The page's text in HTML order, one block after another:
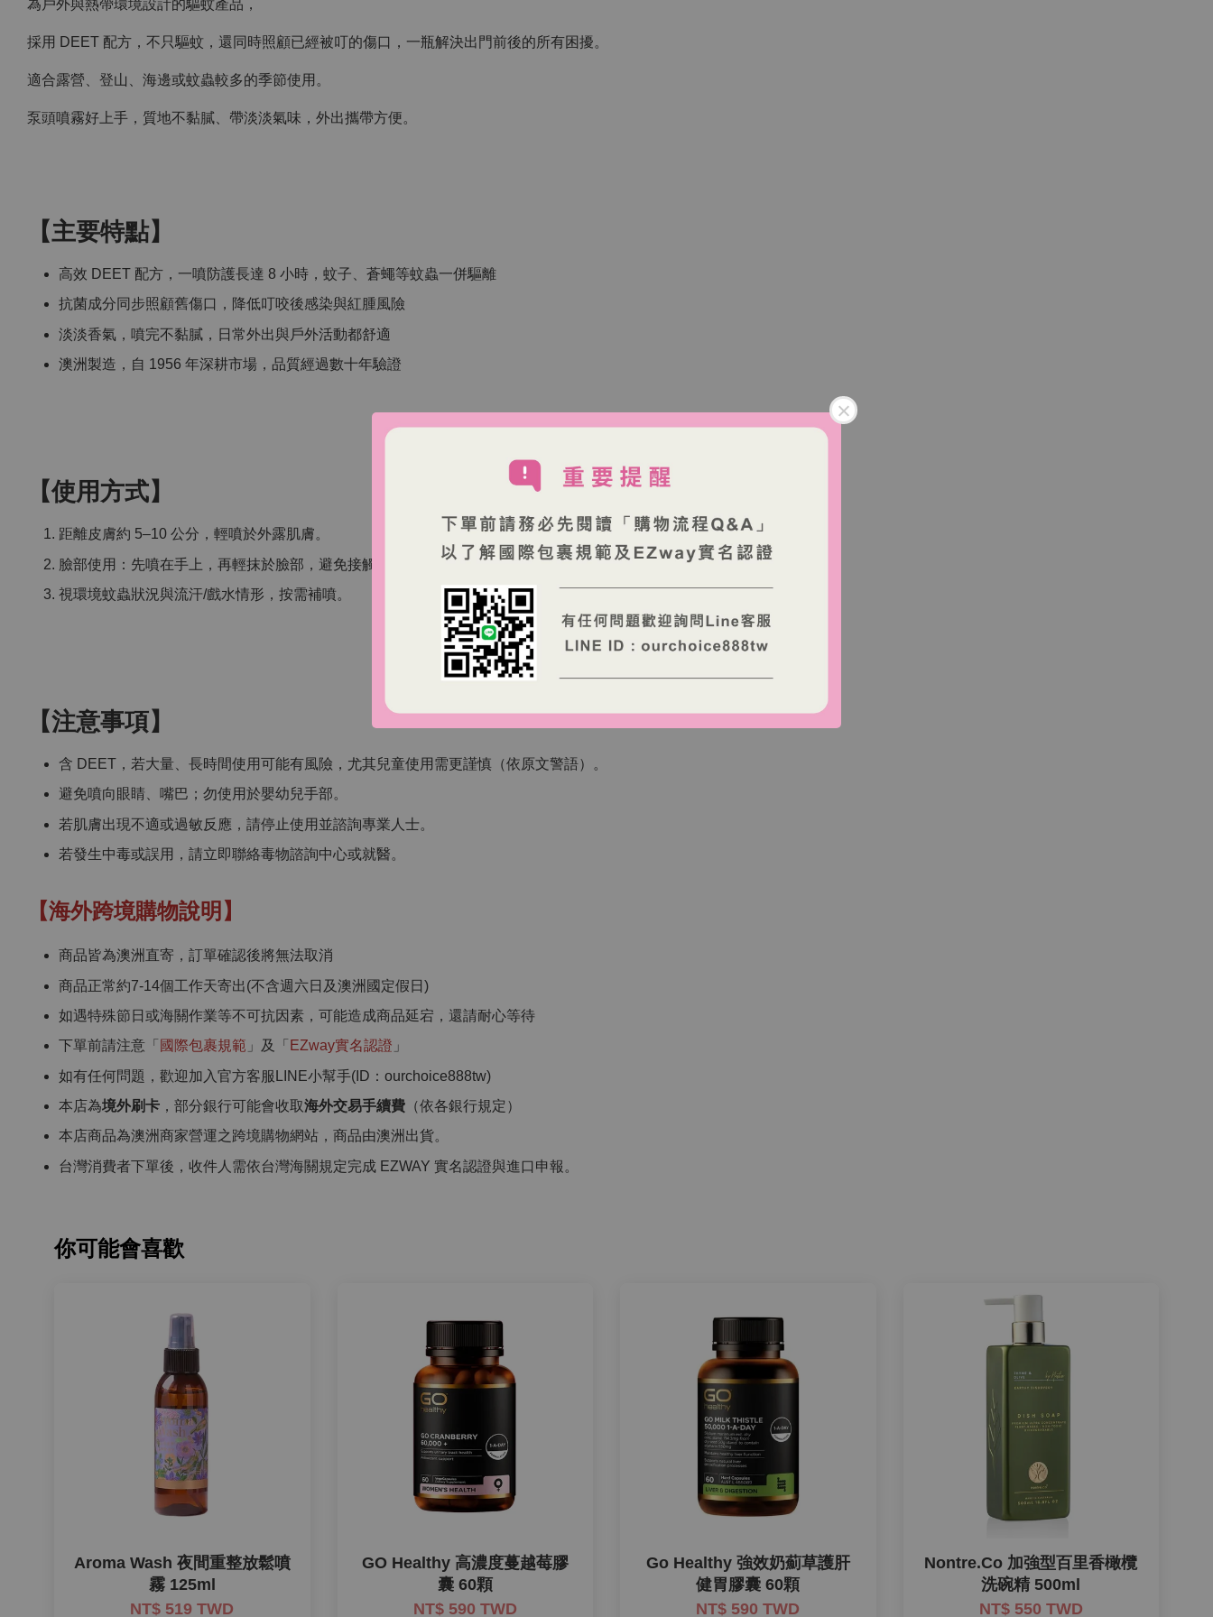
為戶外與熱帶環境設計的驅蚊產品，
採用 DEET 配方，不只驅蚊，還同時照顧已經被叮的傷口，一瓶解決出門前後的所有困擾。
適合露營、登山、海邊或蚊蟲較多的季節使用。
泵頭噴霧好上手，質地不黏膩、帶淡淡氣味，外出攜帶方便。
【主要特點】
高效 DEET 配方，一噴防護長達 8 小時，蚊子、蒼蠅等蚊蟲一併驅離
抗菌成分同步照顧舊傷口，降低叮咬後感染與紅腫風險
淡淡香氣，噴完不黏膩，日常外出與戶外活動都舒適
澳洲製造，自 1956 年深耕市場，品質經過數十年驗證
【使用方式】
距離皮膚約 5–10 公分，輕噴於外露肌膚。
臉部使用：先噴在手上，再輕抹於臉部，避免接觸眼睛與口部。
視環境蚊蟲狀況與流汗/戲水情形，按需補噴。
【注意事項】
含 DEET，若大量、長時間使用可能有風險，尤其兒童使用需更謹慎（依原文警語）。
避免噴向眼睛、嘴巴；勿使用於嬰幼兒手部。
若肌膚出現不適或過敏反應，請停止使用並諮詢專業人士。
若發生中毒或誤用，請立即聯絡毒物諮詢中心或就醫。
【海外跨境購物說明】
商品皆為澳洲直寄，訂單確認後將無法取消
商品正常約7-14個工作天寄出(不含週六日及澳洲國定假日)
如遇特殊節日或海關作業等不可抗因素，可能造成商品延宕，還請耐心等待
下單前請注意「 國際包裹規範 」及「 EZway實名認證 」
如有任何問題，歡迎加入官方客服LINE小幫手(ID：ourchoice888tw)
本店為境外刷卡 ，部分銀行可能會收取海外交易手續費 （依各銀行規定）
本店商品為澳洲商家營運之跨境購物網站，商品由澳洲出貨。
台灣消費者下單後，收件人需依台灣海關規定完成 EZWAY 實名認證與進口申報。
你可能會喜歡
Aroma Wash 夜間重整放鬆噴
霧 125ml
NT$ 519 TWD
GO Healthy 高濃度蔓越莓膠
囊 60顆
NT$ 590 TWD
Go Healthy 強效奶薊草護肝
健胃膠囊 60顆
NT$ 590 TWD
Nontre.Co 加強型百里香橄欖
洗碗精 500ml
NT$ 550 TWD